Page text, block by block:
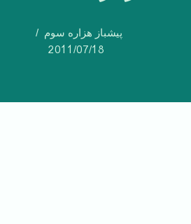
پیشباز هزاره سوم
2011/07/18